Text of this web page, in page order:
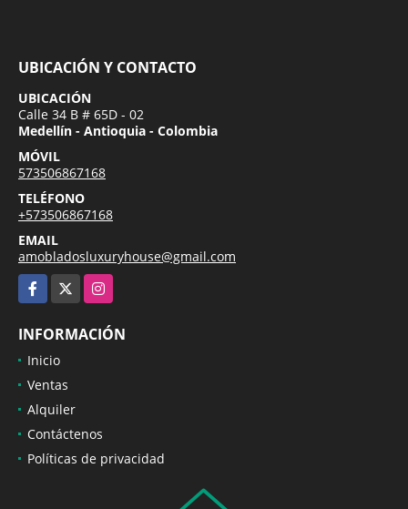
UBICACIÓN Y CONTACTO
UBICACIÓN
Calle 34 B # 65D - 02
Medellín - Antioquia - Colombia
MÓVIL
573506867168
TELÉFONO
+573506867168
EMAIL
amobladosluxuryhouse@gmail.com
Facebook
Instagram
INFORMACIÓN
Inicio
Ventas
Alquiler
Contáctenos
Políticas de privacidad